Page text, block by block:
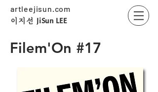
artleejisun.com
​이지선 JiSun LEE
Filem'On #17